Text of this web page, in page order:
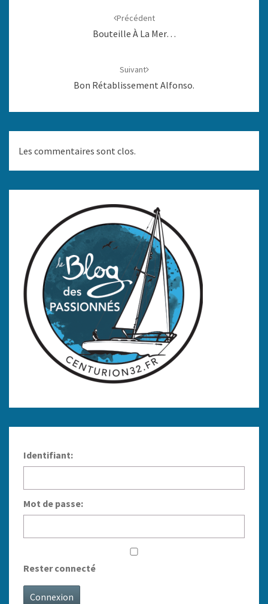
Précédent
Bouteille À La Mer…
Suivant
Bon Rétablissement Alfonso.
Les commentaires sont clos.
Identifiant:
Mot de passe:
Rester connecté
Connexion